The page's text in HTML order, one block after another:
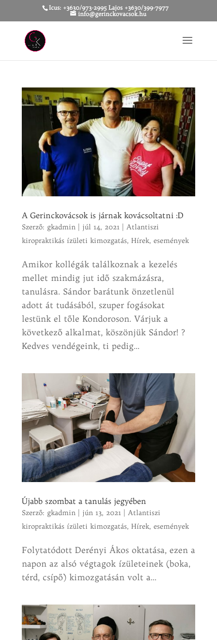
Icus: +3630/973-2995 Lajos +3630/399-7977
info@gerinckovacsok.hu
A Gerinckovácsok is járnak kovácsoltatni :D
Szerző: gkadmin| júl 14, 2021| Atlantiszi
kiropraktikás ízületi kimozgatás, Hírek, események
Amikor kollégák találkoznak a kezelés
mellet mindig jut idő szakmázásra,
tanulásra. Sándor barátunk önzetlenül
adott át tudásából, szuper fogásokat
lestünk el tőle Kondoroson. Várjuk a
következő alkalmat, köszönjük Sándor! ?
Kedves vendégeink, ti pedig...
Újabb szombat a tanulás jegyében
Szerző: gkadmin| jún 13, 2021| Atlantiszi
kiropraktikás ízületi kimozgatás, Hírek, események
Folytatódott Derényi Ákos oktatása, ezen a
napon az alsó végtagok ízületeinek (boka,
térd, csípő) kimozgatásán volt a...